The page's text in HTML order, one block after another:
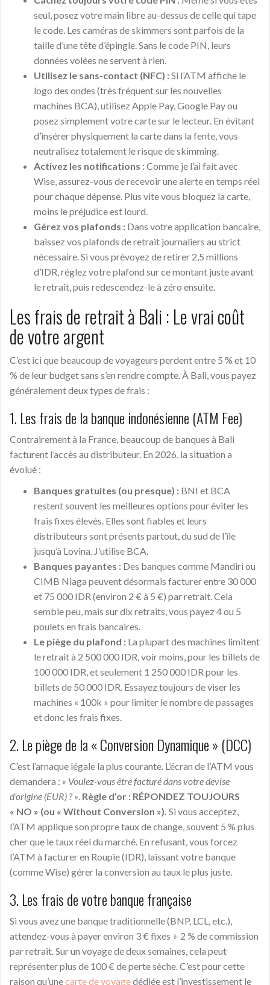
seul, posez votre main libre au-dessus de celle qui tape
le code. Les caméras de skimmers sont parfois de la
taille d’une tête d’épingle. Sans le code PIN, leurs
données volées ne servent à rien.
Utilisez le sans-contact (NFC) :Si l’ATM affiche le
logo des ondes (très fréquent sur les nouvelles
machines BCA), utilisez Apple Pay, Google Pay ou
posez simplement votre carte sur le lecteur. En évitant
d’insérer physiquement la carte dans la fente, vous
neutralisez totalement le risque de skimming.
Activez les notifications :Comme je l’ai fait avec
Wise, assurez-vous de recevoir une alerte en temps réel
pour chaque dépense. Plus vite vous bloquez la carte,
moins le préjudice est lourd.
Gérez vos plafonds : Dans votre application bancaire,
baissez vos plafonds de retrait journaliers au strict
nécessaire. Si vous prévoyez de retirer 2,5 millions
d’IDR, réglez votre plafond sur ce montant juste avant
le retrait, puis redescendez-le à zéro ensuite.
Les frais de retrait à Bali : Le vrai coût
de votre argent
C’est ici que beaucoup de voyageurs perdent entre 5 % et 10
% de leur budget sans s’en rendre compte. À Bali, vous payez
généralement deux types de frais :
1. Les frais de la banque indonésienne (ATM Fee)
Contrairement à la France, beaucoup de banques à Bali
facturent l’accès au distributeur. En 2026, la situation a
évolué :
Banques gratuites (ou presque) : BNI et BCA
restent souvent les meilleures options pour éviter les
frais fixes élevés. Elles sont fiables et leurs
distributeurs sont présents partout, du sud de l’île
jusqu’à Lovina. J’utilise BCA.
Banques payantes : Des banques comme Mandiri ou
CIMB Niaga peuvent désormais facturer entre 30 000
et 75 000 IDR (environ 2 € à 5 €) par retrait. Cela
semble peu, mais sur dix retraits, vous payez 4 ou 5
poulets en frais bancaires.
Le piège du plafond : La plupart des machines limitent
le retrait à 2 500 000 IDR, voir moins, pour les billets de
100 000 IDR, et seulement 1 250 000 IDR pour les
billets de 50 000 IDR. Essayez toujours de viser les
machines « 100k » pour limiter le nombre de passages
et donc les frais fixes.
2. Le piège de la « Conversion Dynamique » (DCC)
C’est l’arnaque légale la plus courante. L’écran de l’ATM vous
demandera : « Voulez-vous être facturé dans votre devise
d’origine (EUR) ? ». Règle d’or : RÉPONDEZ TOUJOURS
« NO » (ou « Without Conversion »). Si vous acceptez,
l’ATM applique son propre taux de change, souvent 5 % plus
cher que le taux réel du marché. En refusant, vous forcez
l’ATM à facturer en Roupie (IDR), laissant votre banque
(comme Wise) gérer la conversion au taux le plus juste.
3. Les frais de votre banque française
Si vous avez une banque traditionnelle (BNP, LCL, etc.),
attendez-vous à payer environ 3 € fixes + 2 % de commission
par retrait. Sur un voyage de deux semaines, cela peut
représenter plus de 100 € de perte sèche. C’est pour cette
raison qu’unecarte de voyagedédiée est l’investissement le